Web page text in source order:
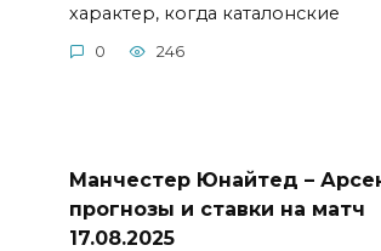
характер, когда каталонские
0 246
Манчестер Юнайтед –
прогнозы и ставки на матч
17.08.2025